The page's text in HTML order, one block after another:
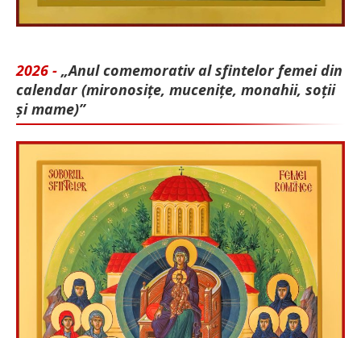
2026 - „Anul comemorativ al sfintelor femei din
calendar (mironosițe, mu­cenițe, monahii, soții
și mame)”